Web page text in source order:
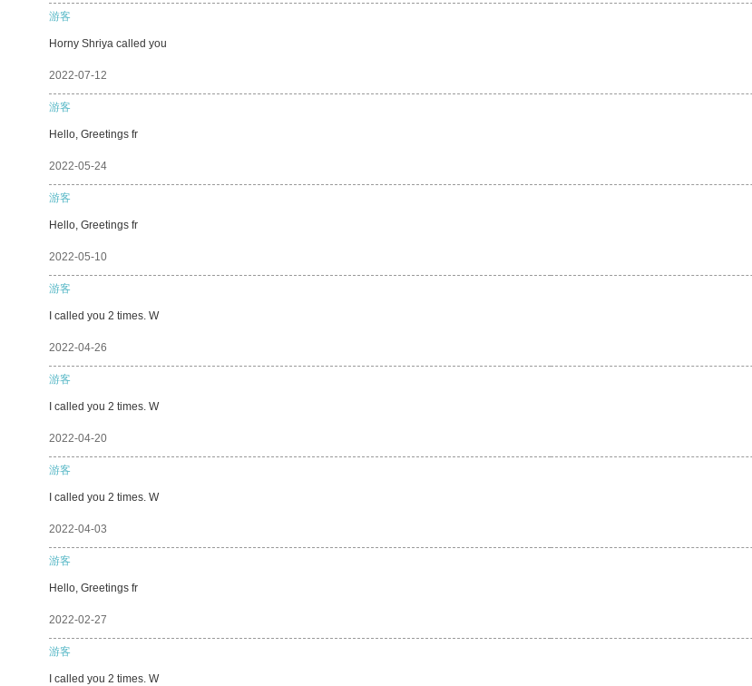
游客
Horny Shriya called you
2022-07-12
游客
Hello, Greetings fr
2022-05-24
游客
Hello, Greetings fr
2022-05-10
游客
I called you 2 times. W
2022-04-26
游客
I called you 2 times. W
2022-04-20
游客
I called you 2 times. W
2022-04-03
游客
Hello, Greetings fr
2022-02-27
游客
I called you 2 times. W